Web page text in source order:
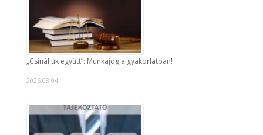
„Csináljuk együtt”: Munkajog a gyakorlatban!
2026.08.04.